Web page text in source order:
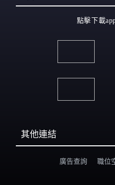
點擊下載
其他連結
廣告查詢 職位